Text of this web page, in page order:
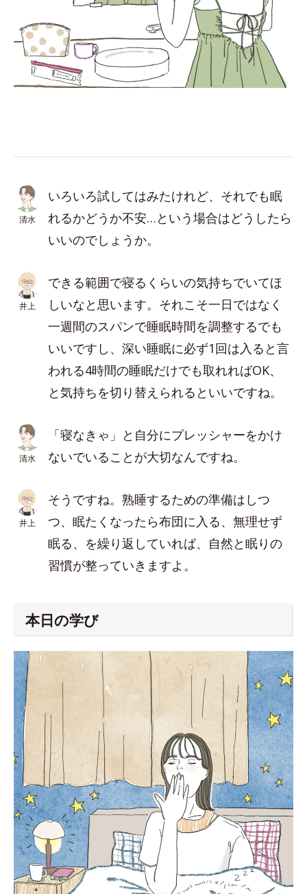
清水
いろいろ試してはみたけれど、それでも眠
れるかどうか不安…という場合はどうしたら
いいのでしょうか。
井上
できる範囲で寝るくらいの気持ちでいてほ
しいなと思います。それこそ一日ではなく
一週間のスパンで睡眠時間を調整するでも
いいですし、深い睡眠に必ず1回は入ると言
われる4時間の睡眠だけでも取れればOK、
と気持ちを切り替えられるといいですね。
清水
「寝なきゃ」と自分にプレッシャーをかけ
ないでいることが大切なんですね。
井上
そうですね。熟睡するための準備はしつ
つ、眠たくなったら布団に入る、無理せず
眠る、を繰り返していれば、自然と眠りの
習慣が整っていきますよ。
本日の学び